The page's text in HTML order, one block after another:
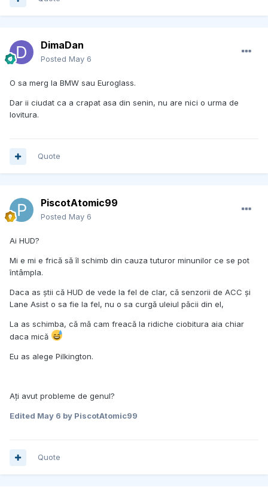
DimaDan
Posted May 6
O sa merg la BMW sau Euroglass.
Dar ii ciudat ca a crapat asa din senin, nu are nici o urma de
lovitura.
Quote
PiscotAtomic99
Posted May 6
Ai HUD?
Mi e mi e frică să îl schimb din cauza tuturor minunilor ce se pot
întâmpla.
Daca as știi că HUD de vede la fel de clar, că senzorii de ACC și
Lane Asist o sa fie la fel, nu o sa curgă uleiul păcii din el,
La as schimba, că mă cam freacă la ridiche ciobitura aia chiar
daca mică
Eu as alege Pilkington.
Ați avut probleme de genul?
Edited May 6 by PiscotAtomic99
Quote